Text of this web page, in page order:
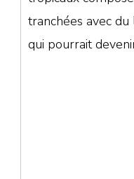
tranchées avec
qui pourrait